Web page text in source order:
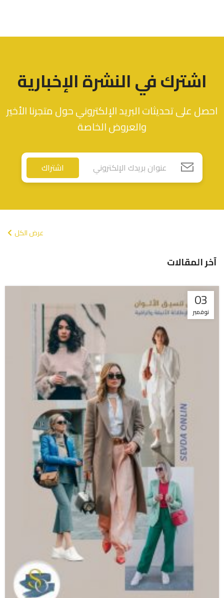
اشترك في النشرة الإخبارية
احصل على تحديثات البريد الإلكتروني حول متجرنا الأخير
والعروض الخاصة
اشتراك
عرض الكل
آخر المقالات
03
نوفمبر